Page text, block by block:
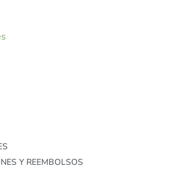
Y REEMBOLSOS